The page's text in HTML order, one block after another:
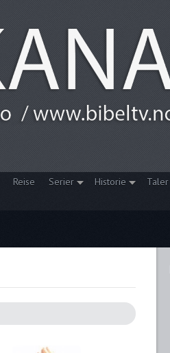
Reise Serier Historie Taler